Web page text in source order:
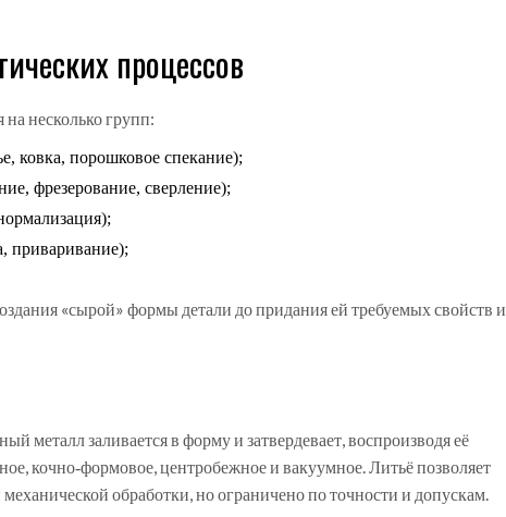
процессов
несколько групп:
ковка, порошковое спекание);
фрезерование, сверление);
приваривание);
«сырой» формы детали до придания ей требуемых свойств и
металл заливается в форму и затвердевает, воспроизводя её
кочно‑формовое, центробежное и вакуумное. Литьё позволяет
обработки, но ограничено по точности и допускам.